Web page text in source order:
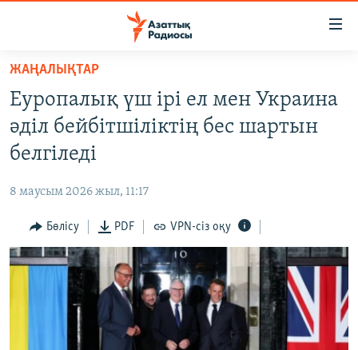
Skip
main
content
Skip
main
Navigation
to
Search
САЯСАТ
AZATTYQTV
АДАМ ҚҰҚЫҚТАРЫ
ӘЛЕУМЕТ
ӘЛЕМ
АРНАЙЫ ЖОБАЛАР
ЖАҢАЛЫҚТАР
Еуропалық үш ірі ел мен Украина
әділ бейбітшіліктің бес шартын
белгіледі
8 маусым 2026 жыл, 11:17
Бөлісу PDF VPN-сіз оқу